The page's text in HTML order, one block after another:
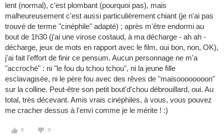
lent (normal), c'est plombant (pourquoi pas), mais
malheureusement c'est aussi particulièrement chiant (je n'ai pas
trouvé de terme "cinéphile" adapté) ; après m'être endormi au
bout de 1h30 (j'ai une virose costaud, à ma décharge - ah ah -
décharge, jeux de mots en rapport avec le film, oui bon, non, OK),
j'ai fait l'effort de finir ce pensum. Aucun personnage ne m'a
"accroché" : ni "le fou du tchou tchou", ni la jeune fille
esclavagisée, ni le père fou avec des rêves de "maisoooooooon"
sur la colline. Peut-être son petit bout'd'chou débrouillard, oui. Au
total, très décevant. Amis vrais cinéphiles, à vous, vous pouvez
me cracher dessus à l'envi comme je le mérite ! :)
0 0